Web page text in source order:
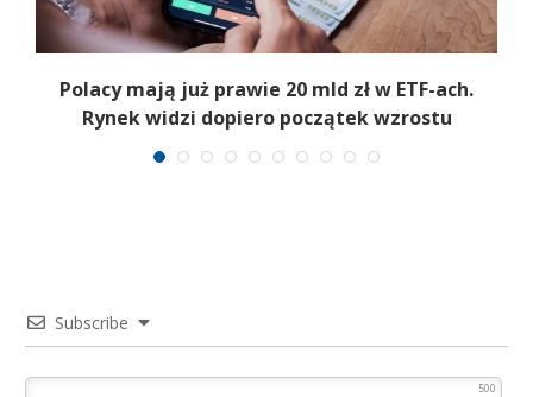
Polacy mają już prawie 20 mld zł w ETF-ach.
Rynek widzi dopiero początek wzrostu
Subscribe
500